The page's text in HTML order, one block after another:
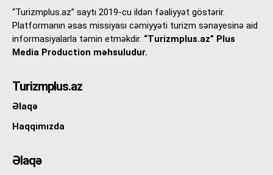
“Turizmplus.az” saytı 2019-cu ildən fəaliyyət göstərir.
Platformanın əsas missiyası cəmiyyəti turizm sənayesinə aid
informasiyalarla təmin etməkdir. “Turizmplus.az” Plus
Media Production məhsuludur.
Turizmplus.az
Əlaqə
Haqqımızda
Əlaqə